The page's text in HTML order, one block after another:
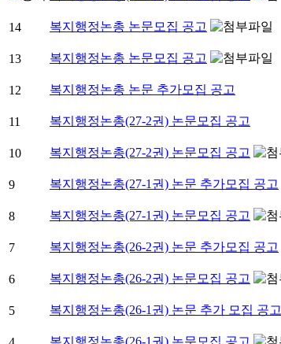
14
복지행정논총 논문모집 공고
13
복지행정논총 논문모집 공고
12
복지행정논총 논문 추가모집 공고
11
복지행정논총(27-2권) 논문모집 공고
10
복지행정논총(27-2권) 논문모집 공고
9
복지행정논총(27-1권) 논문 추가모집 공고
8
복지행정논총(27-1권) 논문모집 공고
7
복지행정논총(26-2권) 논문 추가모집 공고
6
복지행정논총(26-2권) 논문모집 공고
5
복지행정논총(26-1권) 논문 추가 모집 공고
복지행정논총(26-1권) 논문모집 공고